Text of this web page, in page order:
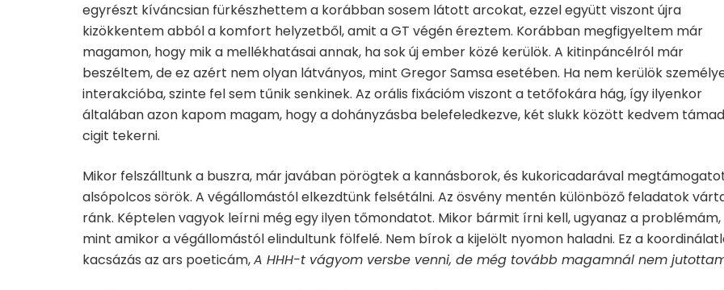
egyrészt kíváncsian fürkészhettem a korábban sosem látott arcokat, ezzel együtt viszont újra
kizökkentem abból a komfort helyzetből, amit a GT végén éreztem. Korábban megfigyeltem már
magamon, hogy mik a mellékhatásai annak, ha sok új ember közé kerülök. A kitinpáncélról már
beszéltem, de ez azért nem olyan látványos, mint Gregor Samsa esetében. Ha nem kerülök
interakcióba, szinte fel sem tűnik senkinek. Az orális fixációm viszont a tetőfokára hág, így ilyenkor
általában azon kapom magam, hogy a dohányzásba belefeledkezve, két slukk között kedvem támad
cigit tekerni.
Mikor felszálltunk a buszra, már javában pörögtek a kannásborok, és kukoricadarával
alsópolcos sörök. A végállomástól elkezdtünk felsétálni. Az ösvény mentén különböző feladatok
ránk. Képtelen vagyok leírni még egy ilyen tőmondatot. Mikor bármit írni kell, ugyanaz a problémám,
mint amikor a végállomástól elindultunk fölfelé. Nem bírok a kijelölt nyomon haladni. Ez a
kacsázás az ars poeticám,A HHH-t vágyom versbe venni, de még tovább magamnál nem